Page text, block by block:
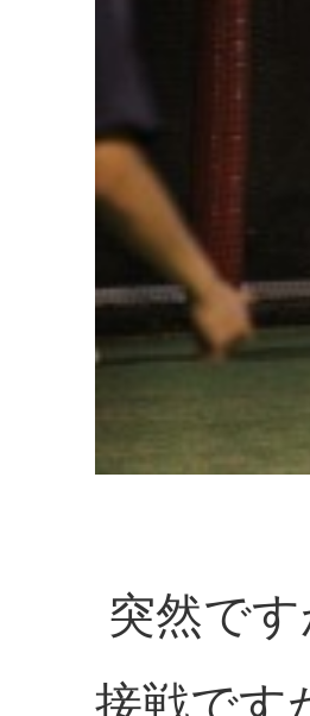
突然で
接戦です